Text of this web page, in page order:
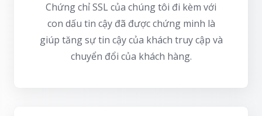
Chứng chỉ SSL của chúng tôi đi kèm với
con dấu tin cậy đã được chứng minh là
giúp tăng sự tin cậy của khách truy cập và
chuyển đổi của khách hàng.